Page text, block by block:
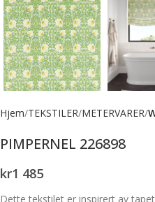
Hjem TEKSTILER METERVARER
PIMPERNEL 226898
kr1 485
Dette tekstilet er inspirert av